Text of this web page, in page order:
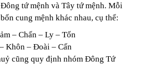
tứ mệnh và Tây tứ mệnh. Mỗi
cung mệnh khác nhau, cụ thể:
– Chấn – Ly – Tốn
Khôn – Đoài – Cấn
cũng quy định nhóm Đông Tứ